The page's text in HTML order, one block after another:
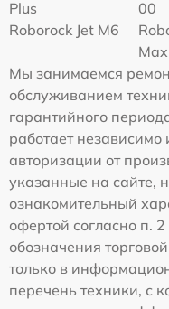
Plus
00
Roborock Jet M6
Мы занимаемся
обслуживанием
гарантийного
работает
авторизации от
указанные на сайте,
ознакомительный
офертой согласно п.
обозначения
только в
перечень техники, с